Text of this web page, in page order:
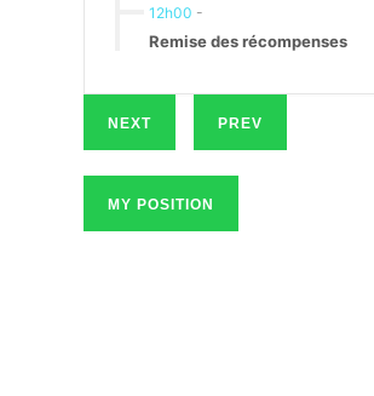
12h00 -
Remise des récompenses
NEXT PREV
MY POSITION